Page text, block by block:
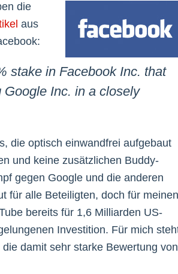
die
aus
stake in Facebook Inc. that
Inc. in a closely
die optisch einwandfrei aufgebaut
und keine zusätzlichen Buddy-
gegen Google und die anderen
für alle Beteiligten, doch für meinen
bereits für 1,6 Milliarden US-
Investition. Für mich
damit sehr starke Bewertung von